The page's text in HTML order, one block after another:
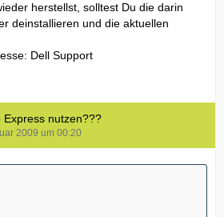
herstellst, solltest Du die darin
deinstallieren und die aktuellen
Dell Support
Express nutzen???
2009 um 00:20